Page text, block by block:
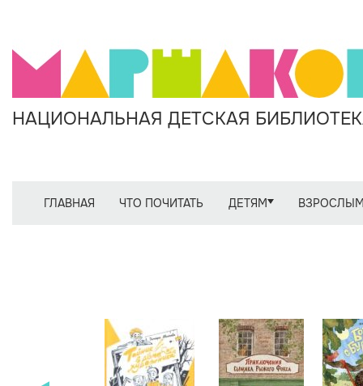
НАЦИОНАЛЬНАЯ ДЕТСКАЯ
ГЛАВНАЯ ЧТО ПОЧИТАТЬ ДЕТЯМ